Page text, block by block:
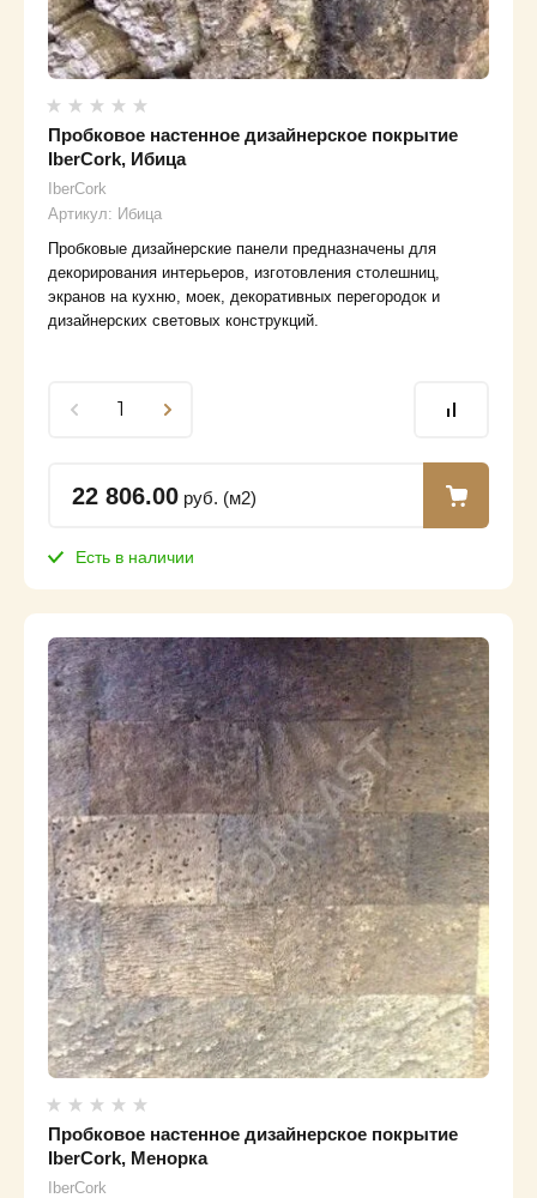
Пробковое настенное дизайнерское покрытие
IberCork, Ибица
IberCork
Артикул: Ибица
Пробковые дизайнерские панели предназначены для
декорирования интерьеров, изготовления столешниц,
экранов на кухню, моек, декоративных перегородок и
дизайнерских световых конструкций.
22 806.00 руб. (м2)
Есть в наличии
Пробковое настенное дизайнерское покрытие
IberCork, Менорка
IberCork